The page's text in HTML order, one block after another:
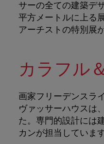
サーの全ての建築デ
平方メートルに上る
アーチストの特別展
カラフル
画家フリーデンスラ
ヴァッサーハウスは
た。専門的設計には
カンが担当していま